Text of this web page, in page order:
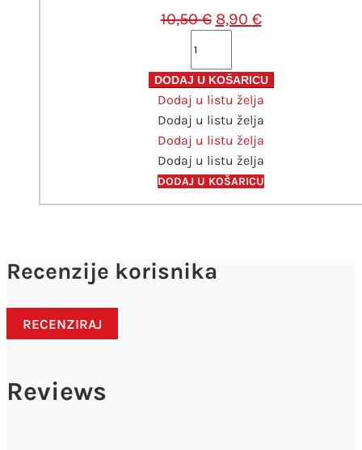
10,50€ Izvorna
je:
10,50 €.
8,90 €Trenutna
8,90 €.
FLEUR
Chalky
look
boja
130ml
Grey
white
DODAJ U KOŠARICU
Dodaj u listu želja
Dodaj u listu želja
Dodaj u listu želja
Dodaj u listu želja
DODAJ U KOŠARICU
Recenzije korisnika
RECENZIRAJ
Reviews